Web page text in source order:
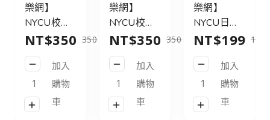
樂網】
NYCU校園
插畫棉布手
提袋_飲水
思源碑／
School
Scenery
Cotton
NT$350 350
加入
購物
車
樂網】
NYCU校園
插畫棉布手
提袋_藍花
楹／School
Scenery
Cotton
Tote
NT$350 350
加入
購物
車
樂網】
NYCU日系
狐狸帆布側
背袋_米白
／Canvas
Tote Bag
NT$199 199
加入
購物
車